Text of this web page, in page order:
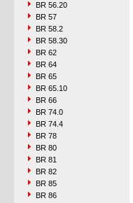
BR 56.20
BR 57
BR 58.2
BR 58.30
BR 62
BR 64
BR 65
BR 65.10
BR 66
BR 74.0
BR 74.4
BR 78
BR 80
BR 81
BR 82
BR 85
BR 86